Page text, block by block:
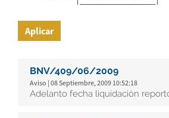
Aplicar
BNV/409/06/2009
Aviso | 08 Septiembre, 2009 10:52:18
Adelanto fecha liquidación